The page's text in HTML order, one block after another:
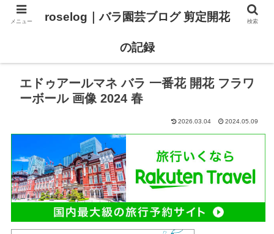
エドゥアールマネ バラ 一番花 開花 フラワ
ーボール 画像 2024 春
2026.03.04 2024.05.09
メニュー roselog｜バラ園芸ブログ 剪定開花
の記録
検索